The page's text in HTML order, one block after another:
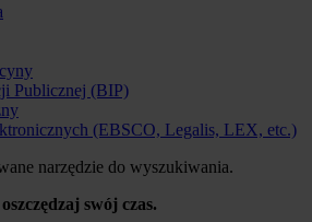
Publicznej (BIP)
(EBSCO, Legalis, LEX, etc.)
narzędzie do wyszukiwania.
oszczędzaj swój czas.